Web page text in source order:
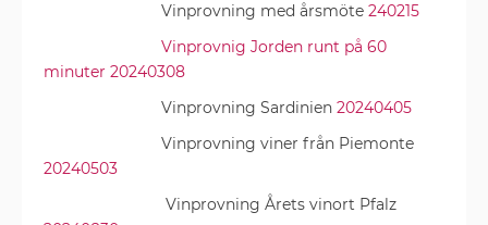
Vinprovning med årsmöte 240215
Vinprovnig Jorden runt på 60
minuter 20240308
Vinprovning Sardinien 20240405
Vinprovning viner från Piemonte
20240503
Vinprovning Årets vinort Pfalz